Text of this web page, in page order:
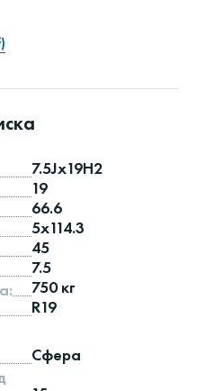
7.5Jx19H2
19
66.6
5x114.3
45
7.5
750 кг
R19
Сфера